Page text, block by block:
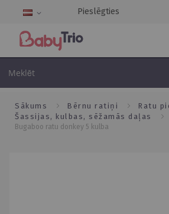
Pieslēgties
Skip
Content
Language
sākums bērnu ratiņi
ratu
šassijas, kulbas, sēžamās daļas
bugaboo ratu donkey 5 kulba